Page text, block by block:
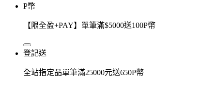
P幣
【限全盈+PAY】單筆滿$5000送100P幣
登記送
全站指定品單筆滿25000元送650P幣